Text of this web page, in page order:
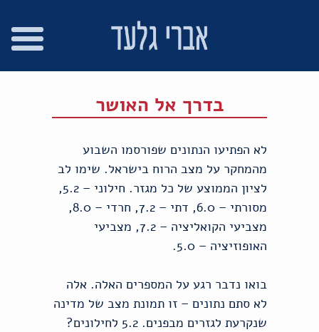
בדרך אל האושר
לא הפתיעו הנתונים שפורסמו השבוע
מהמחקר על מצב הרוח בישראל. שימו לב
לציון הממוצע של כל מגזר. חילוני – 5.2,
מסורתי – 6.0, דתי – 7.2, חרדי – 8.0,
מצביעי הקואליציה – 7.2, מצביעי
האופוזיציה – 5.0.
בואו נדבר רגע על המספרים האלה. אלה
לא סתם נתונים – זו תמונת מצב של מדינה
שנקרעת לגזרים מבפנים. 5.2 לחילונים?